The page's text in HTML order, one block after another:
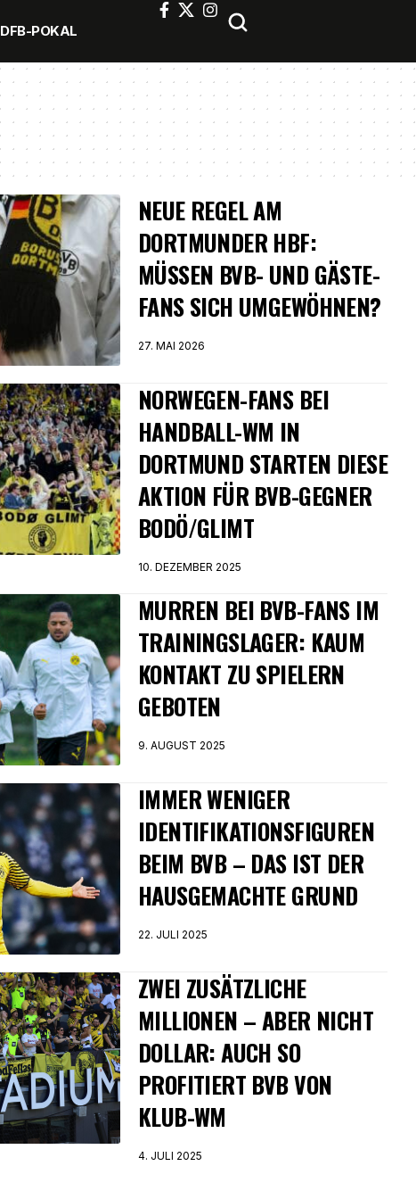
DFB-POKAL
NEUE REGEL AM
DORTMUNDER HBF:
MÜSSEN BVB- UND GÄSTE-
FANS SICH UMGEWÖHNEN?
27. MAI 2026
NORWEGEN-FANS BEI
HANDBALL-WM IN
DORTMUND STARTEN DIESE
AKTION FÜR BVB-GEGNER
BODÖ/GLIMT
10. DEZEMBER 2025
MURREN BEI BVB-FANS IM
TRAININGSLAGER: KAUM
KONTAKT ZU SPIELERN
GEBOTEN
9. AUGUST 2025
IMMER WENIGER
IDENTIFIKATIONSFIGUREN
BEIM BVB – DAS IST DER
HAUSGEMACHTE GRUND
22. JULI 2025
ZWEI ZUSÄTZLICHE
MILLIONEN – ABER NICHT
DOLLAR: AUCH SO
PROFITIERT BVB VON
KLUB-WM
4. JULI 2025